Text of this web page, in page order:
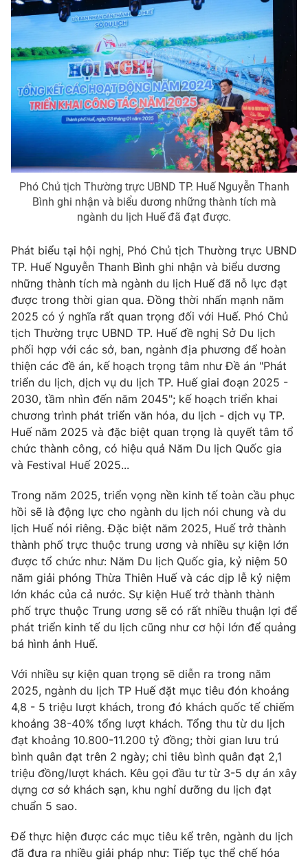
Phó Chủ tịch Thường trực UBND TP. Huế Nguyễn Thanh
Bình ghi nhận và biểu dương những thành tích mà
ngành du lịch Huế đã đạt được.
Phát biểu tại hội nghị, Phó Chủ tịch Thường trực UBND
TP. Huế Nguyễn Thanh Bình ghi nhận và biểu dương
những thành tích mà ngành du lịch Huế đã nỗ lực đạt
được trong thời gian qua. Đồng thời nhấn mạnh năm
2025 có ý nghĩa rất quan trọng đối với Huế. Phó Chủ
tịch Thường trực UBND TP. Huế đề nghị Sở Du lịch
phối hợp với các sở, ban, ngành địa phương để hoàn
thiện các đề án, kế hoạch trọng tâm như Đề án "Phát
triển du lịch, dịch vụ du lịch TP. Huế giai đoạn 2025 -
2030, tầm nhìn đến năm 2045"; kế hoạch triển khai
chương trình phát triển văn hóa, du lịch - dịch vụ TP.
Huế năm 2025 và đặc biệt quan trọng là quyết tâm tổ
chức thành công, có hiệu quả Năm Du lịch Quốc gia
và Festival Huế 2025...
Trong năm 2025, triển vọng nền kinh tế toàn cầu phục
hồi sẽ là động lực cho ngành du lịch nói chung và du
lịch Huế nói riêng. Đặc biệt năm 2025, Huế trở thành
thành phố trực thuộc trung ương và nhiều sự kiện lớn
được tổ chức như: Năm Du lịch Quốc gia, kỷ niệm 50
năm giải phóng Thừa Thiên Huế và các dịp lễ kỷ niệm
lớn khác của cả nước. Sự kiện Huế trở thành thành
phố trực thuộc Trung ương sẽ có rất nhiều thuận lợi để
phát triển kinh tế du lịch cũng như cơ hội lớn để quảng
bá hình ảnh Huế.
Với nhiều sự kiện quan trọng sẽ diễn ra trong năm
2025, ngành du lịch TP Huế đặt mục tiêu đón khoảng
4,8 - 5 triệu lượt khách, trong đó khách quốc tế chiếm
khoảng 38-40% tổng lượt khách. Tổng thu từ du lịch
đạt khoảng 10.800-11.200 tỷ đồng; thời gian lưu trú
bình quân đạt trên 2 ngày; chi tiêu bình quân đạt 2,1
triệu đồng/lượt khách. Kêu gọi đầu tư từ 3-5 dự án xây
dựng cơ sở khách sạn, khu nghỉ dưỡng du lịch đạt
chuẩn 5 sao.
Để thực hiện được các mục tiêu kể trên, ngành du lịch
đã đưa ra nhiều giải pháp như: Tiếp tục thể chế hóa